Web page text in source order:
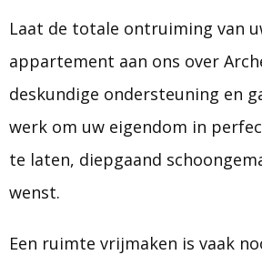
Laat de totale ontruiming van
appartement aan ons over
deskundige ondersteuning en
werk om uw eigendom in
te laten, diepgaand
wenst.
Een ruimte vrijmaken is vaak